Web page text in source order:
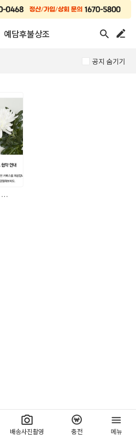
예담후불상조
공지 숨기기
꽃비파트너스 · 예담라이프 후불상조 협약 안내
배송사진촬영 충전 메뉴